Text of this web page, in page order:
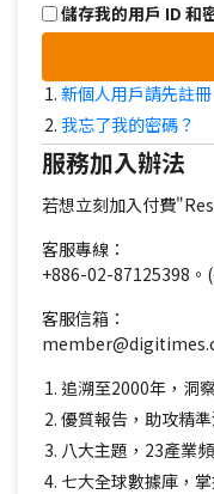
儲存我的用戶 ID 和
新個人用戶請先註冊
我忘了我的密碼？
服務加入辦法
若想立刻加入付費
客服專線：
+886-02-87125398。
客服信箱：
追溯至2000年，洞
優質報告，助攻精
八大主題，23產業
七大全球數據庫，